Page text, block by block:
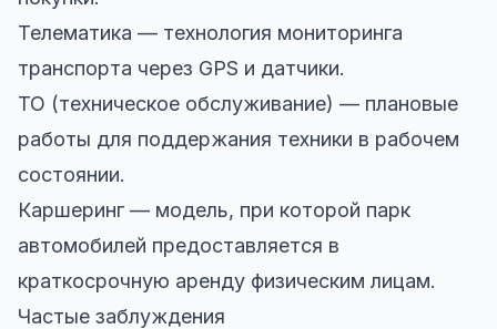
Телематика — технология мониторинга
транспорта через GPS и датчики.
ТО (техническое обслуживание) — плановые
работы для поддержания техники в рабочем
состоянии.
Каршеринг — модель, при которой парк
автомобилей предоставляется в
краткосрочную аренду физическим лицам.
Частые заблуждения